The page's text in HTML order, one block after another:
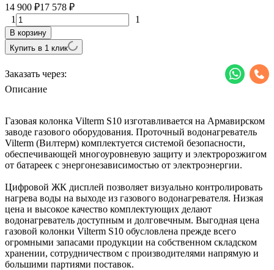
14 900 ₽17 578 ₽
1 1
В корзину
Купить в 1 клик
Заказать через:
Описание
Газовая колонка Vilterm S10 изготавливается на Армавирском
заводе газового оборудования. Проточный водонагреватель
Vilterm (Вилтерм) комплектуется системой безопасности,
обеспечивающей многоуровневую защиту и электророзжигом
от батареек с энергонезависимостью от электроэнергии.
Цифровой ЖК дисплей позволяет визуально контролировать
нагрева воды на выходе из газового водонагревателя. Низкая
цена и высокое качество комплектующих делают
водонагреватель доступным и долговечным. Выгодная цена
газовой колонки Vilterm S10 обусловлена прежде всего
огромными запасами продукции на собственном складском
хранении, сотрудничеством с производителями напрямую и
большими партиями поставок.